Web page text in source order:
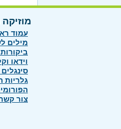
עמוד
מילים
וידאו
גלריות
צור